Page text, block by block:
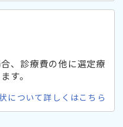
、診療費の他に選定療
す。
について詳しくはこちら